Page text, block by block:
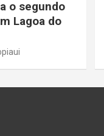
o segundo
Lagoa do